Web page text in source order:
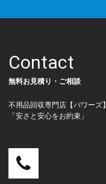
Contact
無料お見積り・ご相談
不用品回収専門店【パワーズ】
「安さと安心をお約束」